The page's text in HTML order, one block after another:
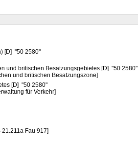
[D] "50 2580"
und britischen Besatzungsgebietes [D] "50 2580"
und britischen Besatzungszone]
[D] "50 2580"
für Verkehr]
Fau 917]